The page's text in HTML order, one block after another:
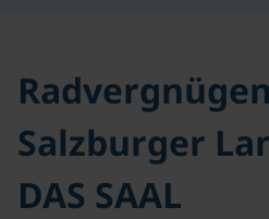
Salzburger
DAS SAAL